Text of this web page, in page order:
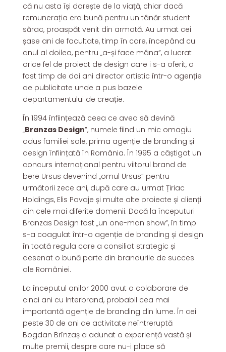
că nu asta își dorește de la viață, chiar dacă
remunerația era bună pentru un tânăr student
sărac, proaspăt venit din armată. Au urmat cei
șase ani de facultate, timp în care, începând cu
anul al doilea, pentru „a-și face mâna”, a lucrat
orice fel de proiect de design care i s-a oferit, a
fost timp de doi ani director artistic într-o agenție
de publicitate unde a pus bazele
departamentului de creație.
În 1994 înființează ceea ce avea să devină
„Branzas Design”, numele fiind un mic omagiu
adus familiei sale, prima agenție de branding și
design înființată în România. În 1995 a câștigat un
concurs internațional pentru viitorul brand de
bere Ursus devenind „omul Ursus” pentru
următorii zece ani, după care au urmat Țiriac
Holdings, Elis Pavaje și multe alte proiecte și clienți
din cele mai diferite domenii. Dacă la începuturi
Branzas Design fost „un one-man show”, în timp
s-a coagulat într-o agenție de branding și design
în toată regula care a consiliat strategic și
desenat o bună parte din brandurile de succes
ale României.
La începutul anilor 2000 avut o colaborare de
cinci ani cu Interbrand, probabil cea mai
importantă agenție de branding din lume. În cei
peste 30 de ani de activitate neîntreruptă
Bogdan Brînzaș a adunat o experiență vastă și
multe premii, despre care nu-i place să